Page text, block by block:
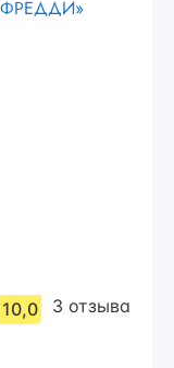
10,0 3 отзыва